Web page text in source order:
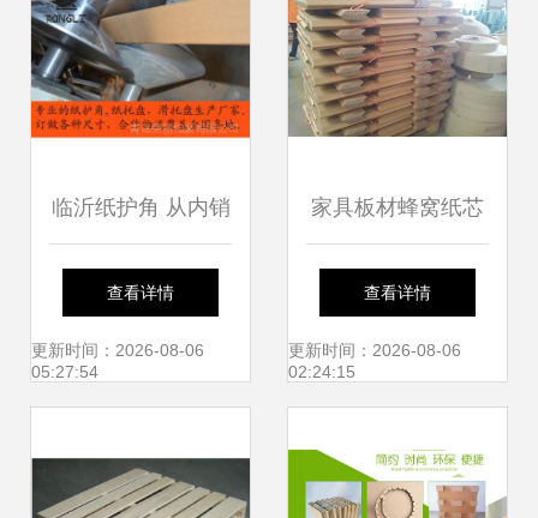
完美融合
临沂纸护角 从内销
到出口，绿色包装
的全球之旅
查看详情
更新时间：2026-08-06
05:27:54
家具板材蜂窝纸芯
哪里能买到品牌好
的纸蜂窝？优变商
查看详情
更新时间：2026-08-06
02:24:15